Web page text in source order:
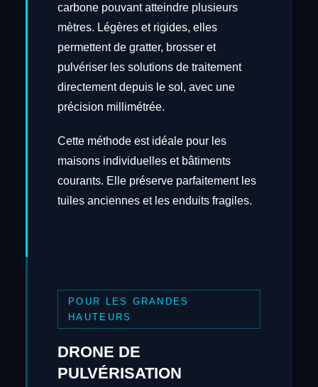
carbone pouvant atteindre plusieurs
mètres. Légères et rigides, elles
permettent de gratter, brosser et
pulvériser les solutions de traitement
directement depuis le sol, avec une
précision millimétrée.
Cette méthode est idéale pour les
maisons individuelles et bâtiments
courants. Elle préserve parfaitement les
tuiles anciennes et les enduits fragiles.
POUR LES GRANDES
HAUTEURS
DRONE DE
PULVÉRISATION